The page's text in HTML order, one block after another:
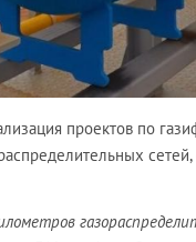
проектов по